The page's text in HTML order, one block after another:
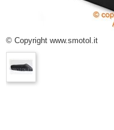
© Copyright www.smotol.it